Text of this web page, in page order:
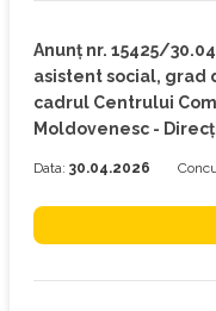
Anunț nr. 15425/
asistent social, grad
cadrul Centrului
Moldovenesc -
Data: 30.04.2026